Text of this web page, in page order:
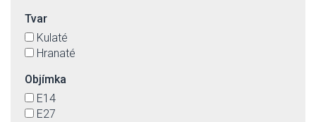
Tvar
Kulaté
Hranaté
Objímka
E14
E27